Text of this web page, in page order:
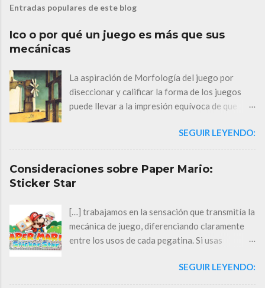
Entradas populares de este blog
Ico o por qué un juego es más que sus
mecánicas
La aspiración de Morfología del juego por
diseccionar y calificar la forma de los juegos
puede llevar a la impresión equívoca de que
exclusivamente a partir de sus componentes
sistémicos. Ico (Sony, 2001) es una evidencia de
que con unos elementos comunes se pueden
generar experiencias totalmente diferentes.
jugar en su momento. Sí lo conocí, claro. Su
fama se fue extendiendo poco a poco y llegó a
consolidarse como un “juego de culto”. Eso
cimentó el camino para Shadow of the Colossus
SEGUIR LEYENDO:
Consideraciones sobre Paper Mario:
Sticker Star
[…] trabajamos en la sensación que transmitía la
mecánica de juego, diferenciando claramente
entre los usos de cada pegatina. Si usas
enemigos correctos, te sientes genial. Ahí es
cuando me di cuenta de que podría funcionar. —
SEGUIR LEYENDO: